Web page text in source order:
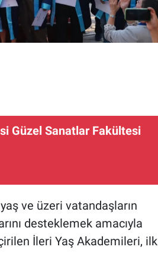
Güzel Sanatlar Fakültesi
ve üzeri vatandaşların
desteklemek amacıyla
İleri Yaş Akademileri, ilk